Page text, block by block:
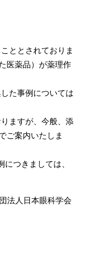
ととされておりま
医薬品）が薬理作
た事例については
ますが、今般、添
ご案内いたしま
つきましては、
法人日本眼科学会